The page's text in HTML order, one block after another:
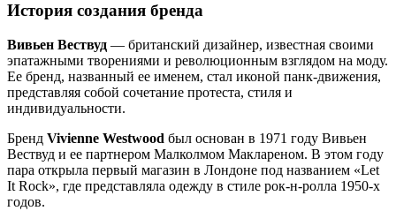
История создания бренда
Вивьен Вествуд — британский дизайнер, известная своими
эпатажными творениями и революционным взглядом на моду.
Ее бренд, названный ее именем, стал иконой панк-движения,
представляя собой сочетание протеста, стиля и
индивидуальности.
Бренд Vivienne Westwood был основан в 1971 году Вивьен
Вествуд и ее партнером Малколмом Маклареном. В этом году
пара открыла первый магазин в Лондоне под названием «Let
It Rock», где представляла одежду в стиле рок-н-ролла 1950-х
годов.